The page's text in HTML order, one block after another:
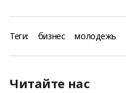
Теги: бизнес молодежь
Читайте нас